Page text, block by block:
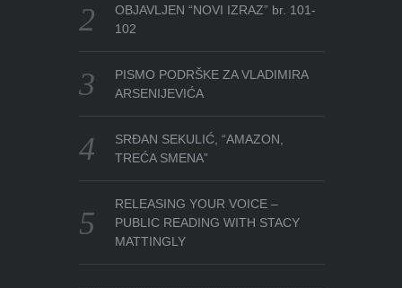
OBJAVLJEN “NOVI IZRAZ” br. 101-
102
PISMO PODRŠKE ZA VLADIMIRA
ARSENIJEVIĆA
SRĐAN SEKULIĆ, “AMAZON,
TREĆA SMENA”
RELEASING YOUR VOICE –
PUBLIC READING WITH STACY
MATTINGLY